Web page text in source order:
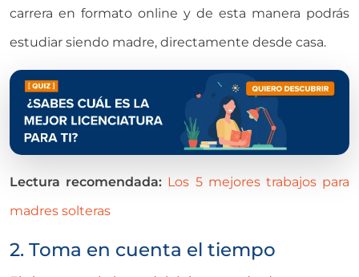
carrera en formato online y de esta manera podrás
estudiar siendo madre, directamente desde casa.
Lectura recomendada: Los 5 mejores trabajos para
madres solteras
2. Toma en cuenta el tiempo